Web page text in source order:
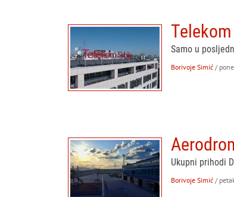
Samo u
Borivoje Simić /
Ukupni prihodi
Borivoje Simić /